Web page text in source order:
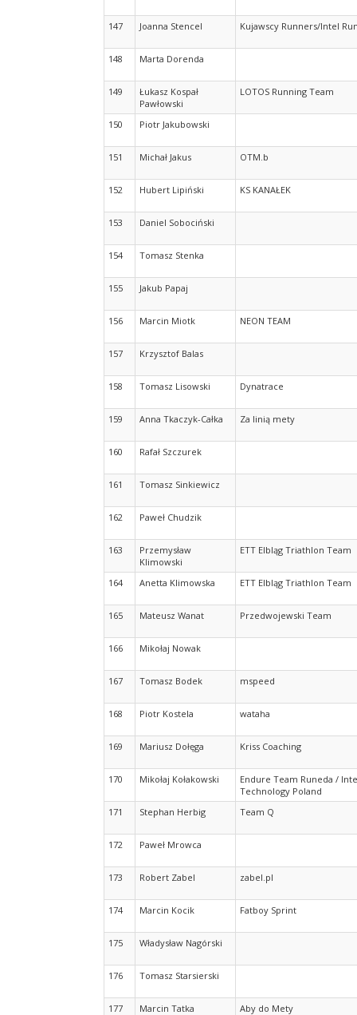
147 Joanna Stencel Kujawscy Runners/Intel
148 Marta Dorenda
149
Łukasz Kospał
Pawłowski
LOTOS Running Team
150 Piotr Jakubowski
151 Michał Jakus OTM.b
152 Hubert Lipiński KS KANAŁEK
153 Daniel Sobociński
154 Tomasz Stenka
155 Jakub Papaj
156 Marcin Miotk NEON TEAM
157 Krzysztof Balas
158 Tomasz Lisowski Dynatrace
159 Anna Tkaczyk-Całka Za linią mety
160 Rafał Szczurek
161 Tomasz Sinkiewicz
162 Paweł Chudzik
163
Przemysław
Klimowski
ETT Elbląg Triathlon Team
164 Anetta Klimowska ETT Elbląg Triathlon Team
165 Mateusz Wanat Przedwojewski Team
166 Mikołaj Nowak
167 Tomasz Bodek mspeed
168 Piotr Kostela wataha
169 Mariusz Dołęga Kriss Coaching
170 Mikołaj Kołakowski
Endure Team Runeda /
Technology Poland
171
Stephan Herbig Team Q
172 Paweł Mrowca
173 Robert Zabel zabel.pl
174 Marcin Kocik Fatboy Sprint
175 Władysław Nagórski
176 Tomasz Starsierski
177 Marcin Tatka Aby do Mety